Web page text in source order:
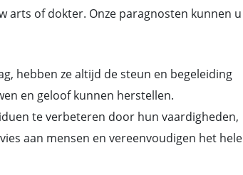
arts of dokter. Onze paragnosten kunnen u
hebben ze altijd de steun en begeleiding
en geloof kunnen herstellen.
te verbeteren door hun vaardigheden,
aan mensen en vereenvoudigen het hele